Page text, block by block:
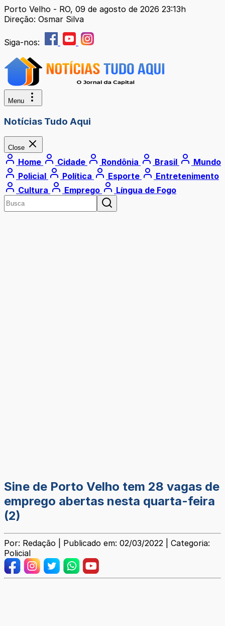
Porto Velho - RO, 09 de agosto de 2026 23:13h
Direção: Osmar Silva
Siga-nos:
Menu
Notícias Tudo Aqui
Close
Home Cidade Rondônia Brasil
Mundo
Policial
Política Esporte
Entretenimento
Cultura
Emprego Língua de Fogo
Sine de Porto Velho tem 28 vagas de
emprego abertas nesta quarta-feira
(2)
Por: Redação | Publicado em: 02/03/2022 | Categoria:
Policial